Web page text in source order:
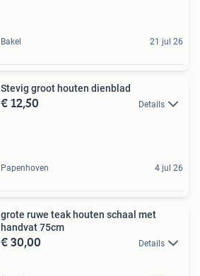
Bakel 21 jul 26
Stevig groot houten dienblad
€ 12,50 Details
Papenhoven 4 jul 26
grote ruwe teak houten schaal met
handvat 75cm
€ 30,00 Details